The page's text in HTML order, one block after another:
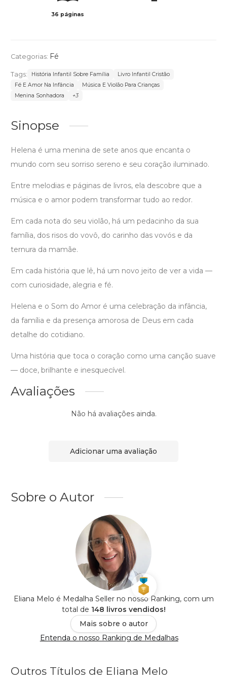
36 páginas
Categorias: Fé
Tags: História Infantil Sobre Família
Livro Infantil Cristão
Fé E Amor Na Infância
Música E Violão Para Crianças
Menina Sonhadora
+3
Sinopse
Helena é uma menina de sete anos que encanta o
mundo com seu sorriso sereno e seu coração iluminado.
Entre melodias e páginas de livros, ela descobre que a
música e o amor podem transformar tudo ao redor.
Em cada nota do seu violão, há um pedacinho da sua
família, dos risos do vovô, do carinho das vovós e da
ternura da mamãe.
Em cada história que lê, há um novo jeito de ver a vida —
com curiosidade, alegria e fé.
Helena e o Som do Amor é uma celebração da infância,
da família e da presença amorosa de Deus em cada
detalhe do cotidiano.
Uma história que toca o coração como uma canção suave
— doce, brilhante e inesquecível.
Avaliações
Não há avaliações ainda.
Adicionar uma avaliação
Sobre o Autor
Eliana Melo é Medalha Seller no nosso Ranking, com um
total de 148 livros vendidos!
Mais sobre o autor
Entenda o nosso Ranking de Medalhas
Outros Títulos de Eliana Melo